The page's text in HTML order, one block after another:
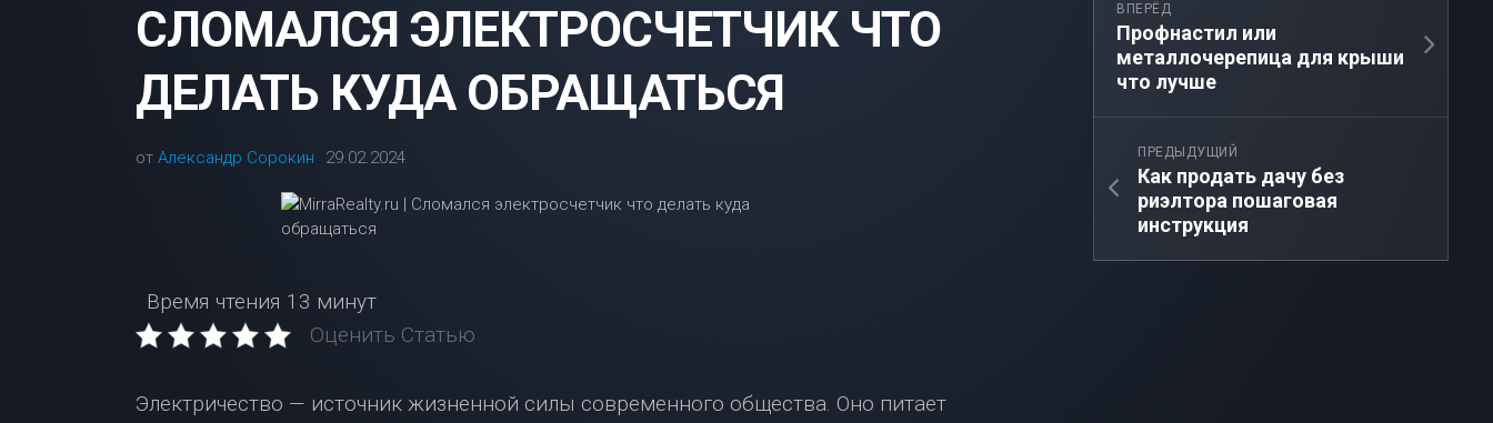
ИНОСТРАННЫМ
ГРАЖДАНАМ?
ЛУЧШИЙ
БАНК
МОЖНО
У
СОРОКИН
СИНИЦКАЯ
СЛОМАЛСЯ ЭЛЕКТРОСЧЕТЧИК ЧТО
ДЕЛАТЬ КУДА ОБРАЩАТЬСЯ
от Александр Сорокин 29.02.2024
Время чтения 13 минут
Оценить Статью
Электричество — источник жизненной силы современного общества. Оно питает
ВПЕРЁД
Профнастил или
металлочерепица для крыши
что лучше
ПРЕДЫДУЩИЙ
Как продать дачу без
риэлтора пошаговая
инструкция